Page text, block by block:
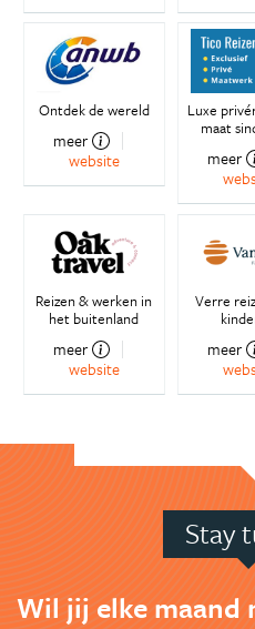
Ontdek de wereld
meer
website
Luxe
maat
meer
Reizen & werken in
het buitenland
meer
website
Verre
meer
Stay
Wil jij elke maand